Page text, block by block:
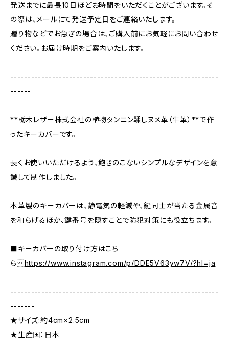
発送までに最長10日ほどお時間をいただくことがございます。そ
の際は、メールにて発送予定日をご連絡いたします。
贈り物などでお急ぎの場合は、ご購入前にお気軽にお問い合わせ
ください。お届け時期をご案内いたします。
------------------------------------------------------------
------
**栃木レザー株式会社の植物タンニン鞣しヌメ革（牛革）**で作
ったキーカバーです。
長くお使いいただけるよう、飽きのこないシンプルなデザインを意
識して制作しました。
本革製のキーカバーは、静電気の軽減や、鍵同士が当たる金属音
を和らげるほか、鍵番号を隠すことで防犯対策にも役立ちます。
■キーカバーの取り付け方はこち
らhttps://www.instagram.com/p/DDE5V63yw7V/?hl=ja
------------------------------------------------------------
-------
★サイズ:約4cm×2.5cm
★生産国：日本